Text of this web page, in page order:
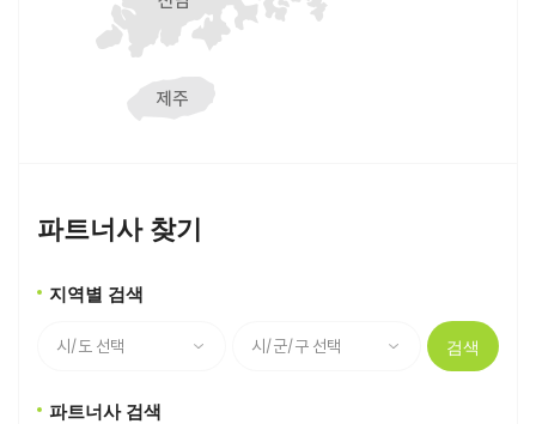
파트너사 찾기
지역별 검색
검색
파트너사 검색